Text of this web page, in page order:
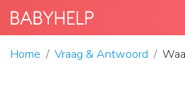
Home Vraag & Antwoord